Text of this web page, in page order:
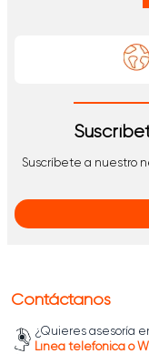
Suscríbete a nuestro
Contáctanos
¿Quieres asesoría
Línea telefónica o